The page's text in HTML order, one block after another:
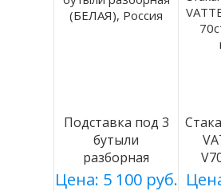
Подставка под 3
бутыли
разборная
(БЕЛАЯ), Россия
Цена: 5 100 руб.